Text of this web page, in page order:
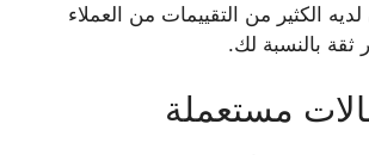
الكثير من التقييمات من العملاء
بالنسبة لك.
مستعملة